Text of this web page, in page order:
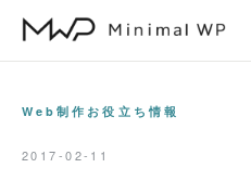
Web制作お役立ち情報
2017-02-11